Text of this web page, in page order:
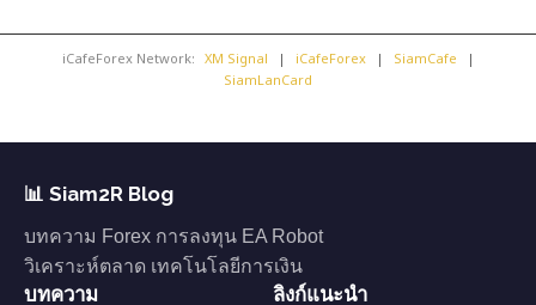
iCafeForex Network: XM Signal | iCafeForex | SiamCafe
|
SiamLanCard
📊 Siam2R Blog
บทความ Forex การลงทุน EA Robot
วิเคราะห์ตลาด เทคโนโลยีการเงิน
บทความ ลิงก์แนะนำ